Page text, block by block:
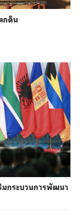
กดิน
มกระบวนการพัฒนา